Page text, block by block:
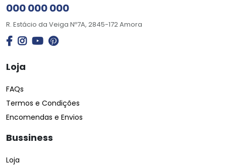
000 000 000
R. Estácio da Veiga Nº7A, 2845-172 Amora
Loja
FAQs
Termos e Condições
Encomendas e Envios
Bussiness
Loja